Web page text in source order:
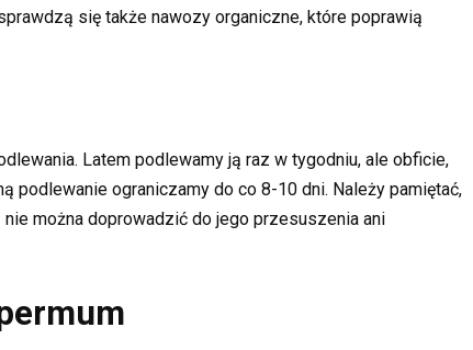
się także nawozy organiczne, które poprawią
Latem podlewamy ją raz w tygodniu, ale obficie,
podlewanie ograniczamy do co 8-10 dni. Należy pamiętać,
można doprowadzić do jego przesuszenia ani